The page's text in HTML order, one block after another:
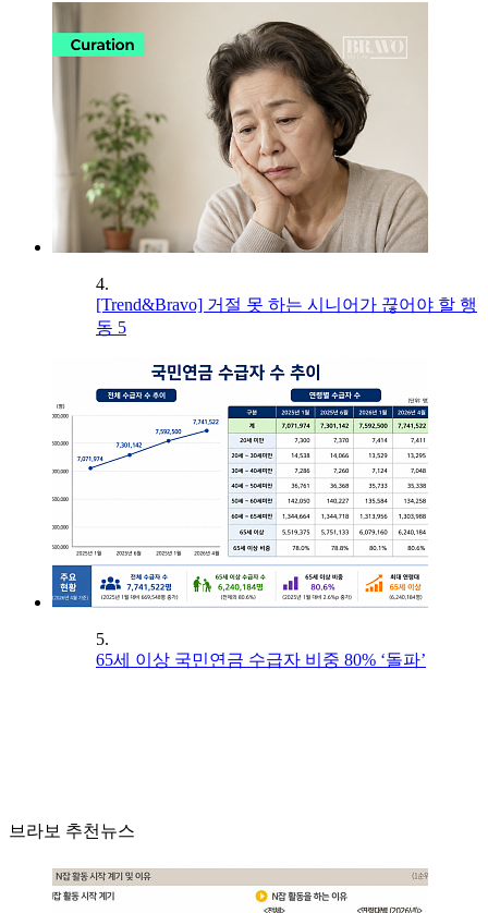
4.
[Trend&Bravo] 거절 못 하는 시니어가 끊어야 할 행
동 5
5.
65세 이상 국민연금 수급자 비중 80% ‘돌파’
브라보 추천뉴스